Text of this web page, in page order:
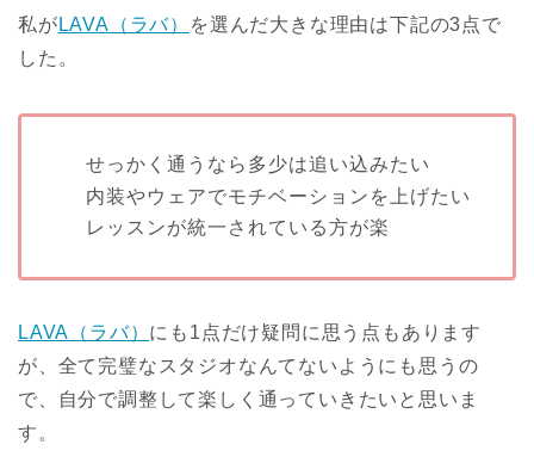
私が LAVA（ラバ）
を選んだ大きな理由は下記の3点で
した。
せっかく通うなら多少は追い込みたい
内装やウェアでモチベーションを上げたい
レッスンが統一されている方が楽
LAVA（ラバ） にも1点だけ疑問に思う点もあります
が、全て完璧なスタジオなんてないようにも思うの
で、自分で調整して楽しく通っていきたいと思いま
す。